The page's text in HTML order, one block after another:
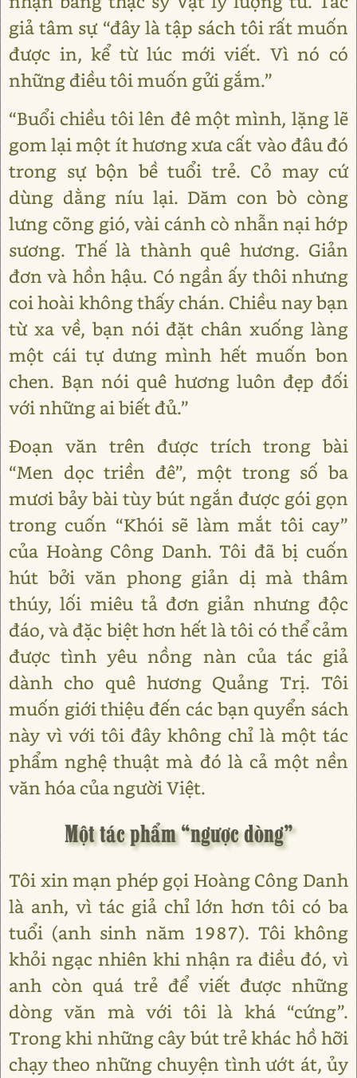
giả tâm sự “đây là tập sách tôi rất muốn
được in, kể từ lúc mới viết. Vì nó có
những điều tôi muốn gửi gắm.”
“Buổi chiều tôi lên đê một mình, lặng lẽ
gom lại một ít hương xưa cất vào đâu đó
trong sự bộn bề tuổi trẻ. Cỏ may cứ
dùng dằng níu lại. Dăm con bò còng
lưng cõng gió, vài cánh cò nhẫn nại hớp
sương. Thế là thành quê hương. Giản
đơn và hồn hậu. Có ngần ấy thôi nhưng
coi hoài không thấy chán. Chiều nay bạn
từ xa về, bạn nói đặt chân xuống làng
một cái tự dưng mình hết muốn bon
chen. Bạn nói quê hương luôn đẹp đối
với những ai biết đủ.”
Đoạn văn trên được trích trong bài
“Men dọc triền đê”, một trong số ba
mươi bảy bài tùy bút ngắn được gói gọn
trong cuốn “Khói sẽ làm mắt tôi cay”
của Hoàng Công Danh. Tôi đã bị cuốn
hút bởi văn phong giản dị mà thâm
thúy, lối miêu tả đơn giản nhưng độc
đáo, và đặc biệt hơn hết là tôi có thể cảm
được tình yêu nồng nàn của tác giả
dành cho quê hương Quảng Trị. Tôi
muốn giới thiệu đến các bạn quyển sách
này vì với tôi đây không chỉ là một tác
phẩm nghệ thuật mà đó là cả một nền
văn hóa của người Việt.
Một tác phẩm “ngược dòng”
Tôi xin mạn phép gọi Hoàng Công Danh
là anh, vì tác giả chỉ lớn hơn tôi có ba
tuổi (anh sinh năm 1987). Tôi không
khỏi ngạc nhiên khi nhận ra điều đó, vì
anh còn quá trẻ để viết được những
dòng văn mà với tôi là khá “cứng”.
Trong khi những cây bút trẻ khác hồ hỡi
chạy theo những chuyện tình ướt át, ủy